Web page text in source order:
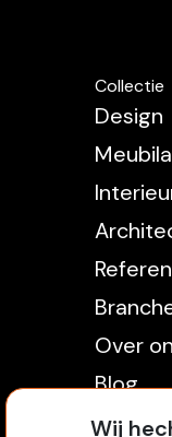
Collectie
Design
Over
Blog
Wij